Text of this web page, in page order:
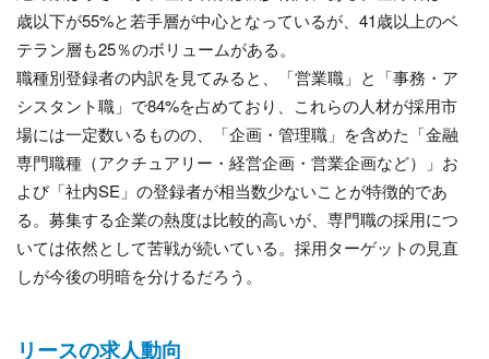
歳以下が55%と若手層が中心となっているが、41歳以上のベ
テラン層も25％のボリュームがある。
職種別登録者の内訳を見てみると、「営業職」と「事務・ア
シスタント職」で84%を占めており、これらの人材が採用市
場には一定数いるものの、「企画・管理職」を含めた「金融
専門職種（アクチュアリー・経営企画・営業企画など）」お
よび「社内SE」の登録者が相当数少ないことが特徴的であ
る。募集する企業の熱度は比較的高いが、専門職の採用につ
いては依然として苦戦が続いている。採用ターゲットの見直
しが今後の明暗を分けるだろう。
リースの求人動向